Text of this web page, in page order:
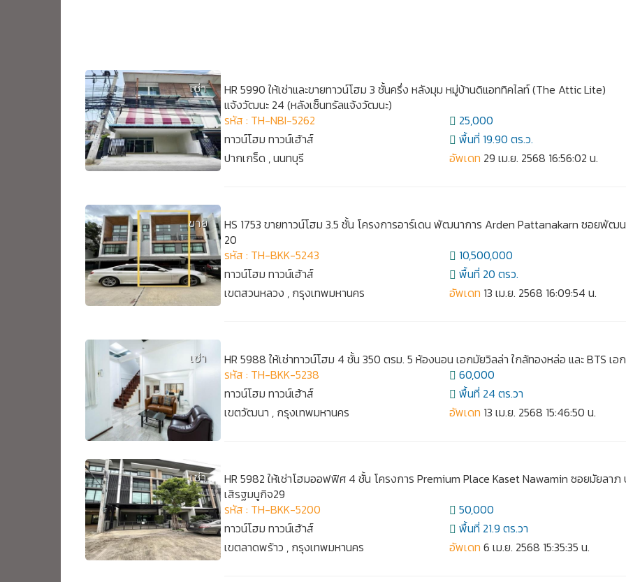
เช่า
HR 5990 ให้เช่าและขายทาวน์โฮม 3 ชั้นครึ่ง หลังมุม หมู่บ้านดิแอททิคไลท์ (The Attic Lite)
แจ้งวัฒนะ 24 (หลังเซ็นทรัลแจ้งวัฒนะ)
รหัส : TH-NBI-5262
ทาวน์โฮม ทาวน์เฮ้าส์
ปากเกร็ด , นนทบุรี
25,000
พื้นที่ 19.90 ตร.ว.
อัพเดท 29 เม.ย. 2568 16:56:02 น.
ขาย
HS 1753 ขายทาวน์โฮม 3.5 ชั้น โครงการอาร์เดน พัฒนาการ Arden Pattanakarn ซอยพัฒ
20
รหัส : TH-BKK-5243
ทาวน์โฮม ทาวน์เฮ้าส์
เขตสวนหลวง , กรุงเทพมหานคร
10,500,000
พื้นที่ 20 ตรว.
อัพเดท 13 เม.ย. 2568 16:09:54 น.
เช่า
HR 5988 ให้เช่าทาวน์โฮม 4 ชั้น 350 ตรม. 5 ห้องนอน เอกมัยวิลล่า ใกล้ทองหล่อ และ BTS เอ
รหัส : TH-BKK-5238
ทาวน์โฮม ทาวน์เฮ้าส์
เขตวัฒนา , กรุงเทพมหานคร
60,000
พื้นที่ 24 ตร.วา
อัพเดท 13 เม.ย. 2568 15:46:50 น.
เช่า
HR 5982 ให้เช่าโฮมออฟฟิศ 4 ชั้น โครงการ Premium Place Kaset Nawamin ซอยมัยลาภ
เสิรฐมนูกิจ29
รหัส : TH-BKK-5200
ทาวน์โฮม ทาวน์เฮ้าส์
เขตลาดพร้าว , กรุงเทพมหานคร
50,000
พื้นที่ 21.9 ตร.วา
อัพเดท 6 เม.ย. 2568 15:35:35 น.